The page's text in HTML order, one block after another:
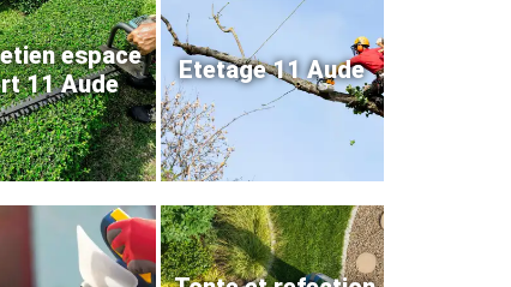
espace
11 Aude
Etetage 11 Aude